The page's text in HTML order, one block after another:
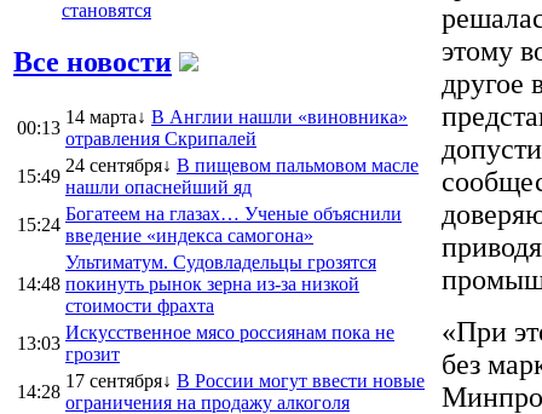
становятся
Все новости
00:13
14 марта↓ В Англии нашли «виновника»
отравления Скрипалей
15:49
24 сентября↓ В пищевом пальмовом масле
нашли опаснейший яд
15:24
Богатеем на глазах… Ученые объяснили
введение «индекса самогона»
14:48
Ультиматум. Судовладельцы грозятся
покинуть рынок зерна из-за низкой
стоимости фрахта
13:03
Искусственное мясо россиянам пока не
грозит
14:28
17 сентября↓ В России могут ввести новые
ограничения на продажу алкоголя
этому
другое
«При
без